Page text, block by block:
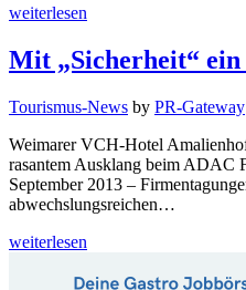
weiterlesen
Mit „Sicherheit“ ein
Tourismus-News by PR-Gateway
Weimarer VCH-Hotel
rasantem Ausklang beim ADAC
September 2013 –
abwechslungsreichen…
weiterlesen